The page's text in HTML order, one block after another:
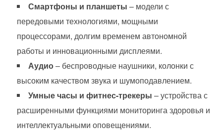
Смартфоны и планшеты – модели с
передовыми технологиями, мощными
процессорами, долгим временем автономной
работы и инновационными дисплеями.
Аудио– беспроводные наушники, колонки с
высоким качеством звука и шумоподавлением.
Умные часы и фитнес-трекеры – устройства с
расширенными функциями мониторинга здоровья и
интеллектуальными оповещениями.